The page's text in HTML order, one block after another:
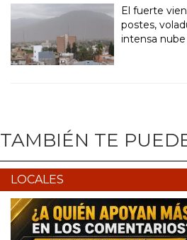
El fuerte
postes,
intensa
TAMBIÉN TE
LOCALES